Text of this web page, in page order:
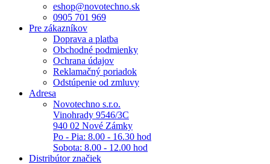
eshop@novotechno.sk
0905 701 969
Pre zákazníkov
Doprava a platba
Obchodné podmienky
Ochrana údajov
Reklamačný poriadok
Odstúpenie od zmluvy
Adresa
Novotechno s.r.o.
Vinohrady 9546/3C
940 02 Nové Zámky
Po - Pia: 8.00 - 16.30 hod
Sobota: 8.00 - 12.00 hod
Distribútor značiek